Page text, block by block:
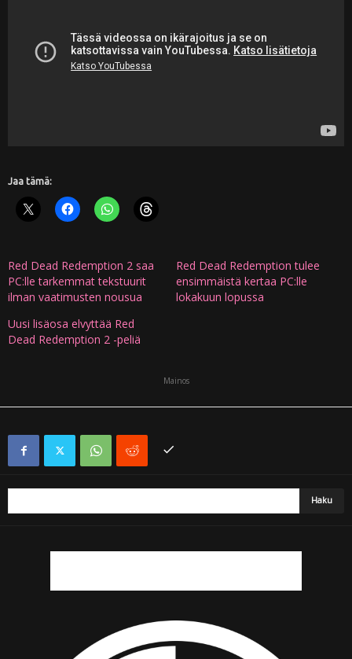
Jaa tämä:
Red Dead Redemption 2 saa
PC:lle tarkemmat tekstuurit
ilman vaatimusten nousua
Red Dead Redemption tulee
ensimmäistä kertaa PC:lle
lokakuun lopussa
Uusi lisäosa elvyttää Red
Dead Redemption 2 -peliä
Mainos